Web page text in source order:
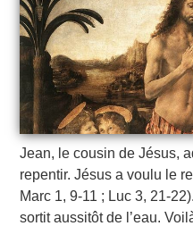
Jean, le cousin de Jésus,
repentir. Jésus a voulu le
Marc 1, 9-11 ; Luc 3, 21-
sortit aussitôt de l’eau.